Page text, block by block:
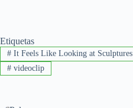
Etiquetas
#It Feels Like Looking at Sculptures
#videoclip